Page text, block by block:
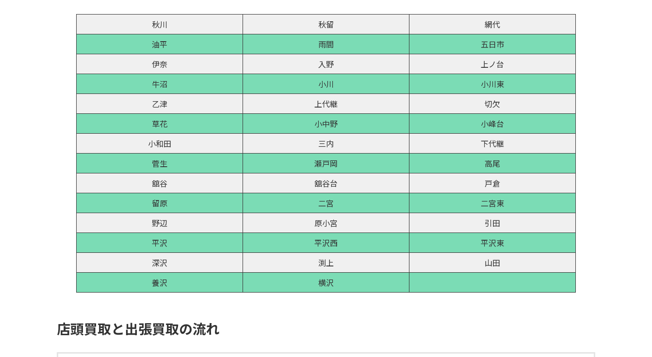
秋川 秋留 網代
油平 雨間 五日市
伊奈 入野 上ノ台
牛沼 小川 小川東
乙津 上代継 切欠
草花 小中野 小峰台
小和田 三内 下代継
菅生 瀬戸岡 高尾
舘谷 舘谷台 戸倉
留原 二宮 二宮東
野辺 原小宮 引田
平沢 平沢西 平沢東
深沢 渕上 山田
養沢 横沢
店頭買取と出張買取の流れ